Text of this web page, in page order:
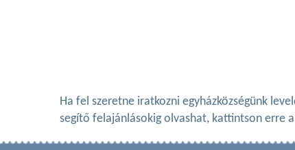
Ha fel szeretne iratkozni egyházközségünk
segítő felajánlásokig olvashat, kattintson erre a